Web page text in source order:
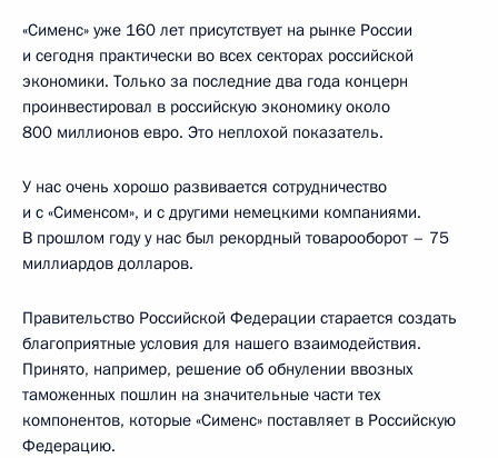
«Сименс» уже 160 лет присутствует на рынке России
и сегодня практически во всех секторах российской
экономики. Только за последние два года концерн
проинвестировал в российскую экономику около
800 миллионов евро. Это неплохой показатель.
У нас очень хорошо развивается сотрудничество
и с «Сименсом», и с другими немецкими компаниями.
В прошлом году у нас был рекордный товарооборот – 75
миллиардов долларов.
Правительство Российской Федерации старается создать
благоприятные условия для нашего взаимодействия.
Принято, например, решение об обнулении ввозных
таможенных пошлин на значительные части тех
компонентов, которые «Сименс» поставляет в Российскую
Федерацию.